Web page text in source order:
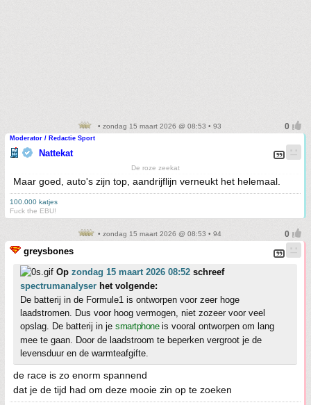
• zondag 15 maart 2026 @ 08:53 • 93
Moderator / Redactie Sport
Nattekat
De roze zeekat
Maar goed, auto's zijn top, aandrijflijn verneukt het helemaal.
100.000 katjes
Fuck the EBU!
• zondag 15 maart 2026 @ 08:53 • 94
greysbones
Op zondag 15 maart 2026 08:52 schreef
spectrumanalyser het volgende:
De batterij in de Formule1 is ontworpen voor zeer hoge
laadstromen. Dus voor hoog vermogen, niet zozeer voor veel
opslag. De batterij in je smartphoneis vooral ontworpen om lang
mee te gaan. Door de laadstroom te beperken vergroot je de
levensduur en de warmteafgifte.
de race is zo enorm spannend
dat je de tijd had om deze mooie zin op te zoeken